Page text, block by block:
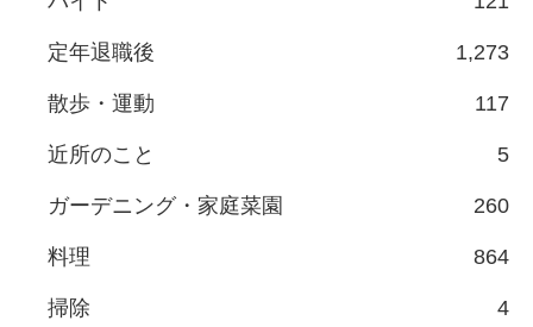
定年退職後 1,273
散歩・運動 117
近所のこと 5
ガーデニング・家庭菜園 260
料理 864
掃除 4